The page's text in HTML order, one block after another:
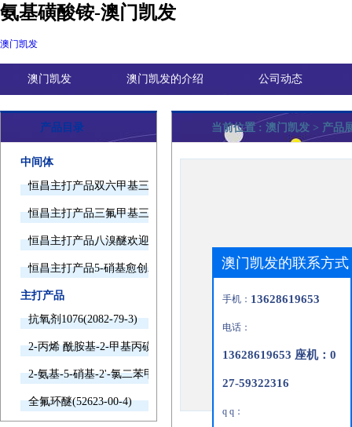
氨基磺酸铵-澳门凯发
澳门凯发
澳门凯发 澳门凯发的介绍 公司动态
产品目录
中间体
恒昌主打产品双六甲基三胺欢迎询价
恒昌主打产品三氟甲基三甲基硅烷欢迎询价
恒昌主打产品八溴醚欢迎询价
恒昌主打产品5-硝基愈创木酚钠欢迎询价
主打产品
抗氧剂1076(2082-79-3)
2-丙烯 酰胺基-2-甲基丙磺酸(15214-89-8)
2-氨基-5-硝基-2'-氯二苯甲酮(2011-66-7)
全氟环醚(52623-00-4)
当前位置 : 澳门凯发 > 产品
澳门凯发的联系方式
手机： 13628619653
电话：
13628619653 座机：0
27-59322316
q q：